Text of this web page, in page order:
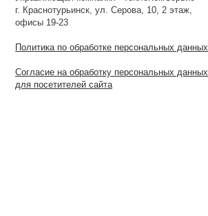
г. Краснотурьинск, ул. Серова, 10, 2 этаж,
офисы 19-23
Политика по обработке персональных данных
Согласие на обработку персональных данных
для посетителей сайта